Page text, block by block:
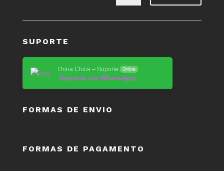
SUPORTE
Dona Chica – Suporte Online
Suporte via WhatsApp
FORMAS DE ENVIO
FORMAS DE PAGAMENTO